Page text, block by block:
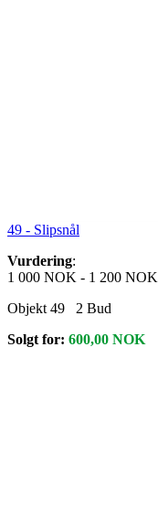
49 - Slipsnål
Vurdering:
1 000 NOK - 1 200 NOK
Objekt 49
2 Bud
Solgt for: 600,00 NOK